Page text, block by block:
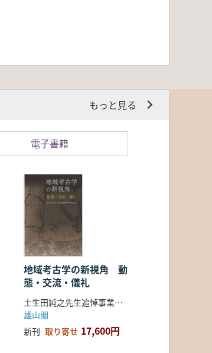
もっと見る
電子書籍
地域考古学の新視角 動
態・交流・儀礼
土生田純之先生追悼事業会 編
雄山閣
新刊 取り寄せ 17,600円